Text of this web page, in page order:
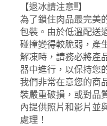
【退冰請注意!!】
為了鎖住肉品最完美
包裝。由於低溫配送
碰撞變得較脆弱，產
解凍時，請務必將產
器中進行，以保持您
我們非常在意您的商
裝嚴重破損，或對品
內提供照片和影片並
處理！